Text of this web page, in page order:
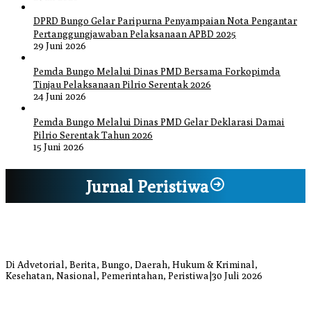
DPRD Bungo Gelar Paripurna Penyampaian Nota Pengantar
Pertanggungjawaban Pelaksanaan APBD 2025
29 Juni 2026
Pemda Bungo Melalui Dinas PMD Bersama Forkopimda
Tinjau Pelaksanaan Pilrio Serentak 2026
24 Juni 2026
Pemda Bungo Melalui Dinas PMD Gelar Deklarasi Damai
Pilrio Serentak Tahun 2026
15 Juni 2026
Jurnal Peristiwa
Di Advetorial, Berita, Bungo, Daerah, Hukum & Kriminal,
Kesehatan, Nasional, Pemerintahan, Peristiwa 30 Juli 2026